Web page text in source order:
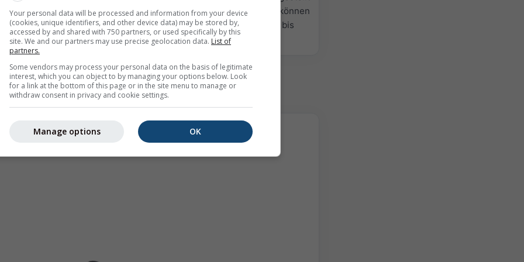
USA, Europa, Australien). Nieselregen oder leichter Schneefall können
Die Niederschlagsintensitätist farbcodiert und reicht von hellblau bis
für 46.3°N 9.63°O
Your personal data will be processed and information from your device
(cookies, unique identifiers, and other device data) may be stored by,
accessed by and shared with 750 partners, or used specifically by this
site. We and our partners may use precise geolocation data. List of
partners.
Some vendors may process your personal data on the basis of legitimate
interest, which you can object to by managing your options below. Look
for a link at the bottom of this page or in the site menu to manage or
withdraw consent in privacy and cookie settings.
OK
Manage options